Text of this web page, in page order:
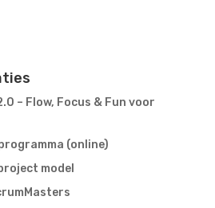
– Flow, Focus & Fun voor
(online)
model